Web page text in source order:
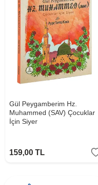
Gül Peygamberim Hz.
Muhammed (SAV) Çocuklar
İçin Siyer
159,00 TL